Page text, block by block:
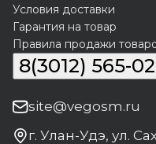
Условия доставки
Гарантия на товар
Правила продажи
8(3012) 565-
site@vegosm.ru
г. Улан-Удэ, ул.